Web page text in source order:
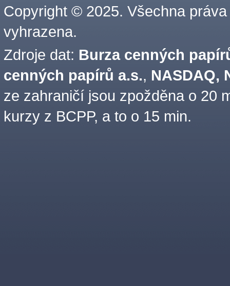
Copyright © 2025. Všechna práva
vyhrazena.
Zdroje dat: Burza cenných
cenných papírů a.s., NASDAQ,
ze zahraničí jsou zpožděna o 20
kurzy z BCPP, a to o 15 min.